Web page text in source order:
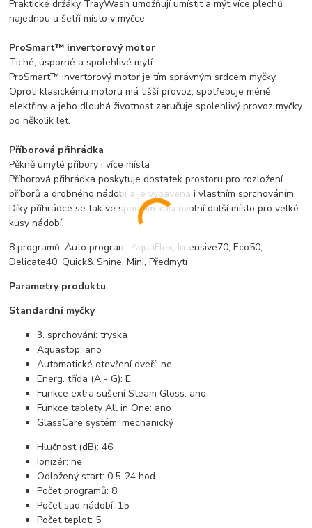
Praktické držáky TrayWash umožňují umístit a mýt více plechů
najednou a šetří místo v myčce.
ProSmart™ invertorový motor
Tiché, úsporné a spolehlivé mytí
ProSmart™ invertorový motor je tím správným srdcem myčky.
Oproti klasickému motoru má tišší provoz, spotřebuje méně
elektřiny a jeho dlouhá životnost zaručuje spolehlivý provoz myčky
po několik let.
Příborová přihrádka
Pěkně umyté příbory i více místa
Příborová přihrádka poskytuje dostatek prostoru pro rozložení
příborů a drobného nádobí a je vybavená i vlastním sprchováním.
Díky příhrádce se tak ve spodním koši uvolní další místo pro velké
kusy nádobí.
8 programů: Auto program, AquaFlex, Intensive70, Eco50,
Delicate40, Quick& Shine, Mini, Předmytí
Parametry produktu
Standardní myčky
3. sprchování: tryska
Aquastop: ano
Automatické otevření dveří: ne
Energ. třída (A - G): E
Funkce extra sušení Steam Gloss: ano
Funkce tablety All in One: ano
GlassCare systém: mechanický
Hlučnost (dB): 46
Ionizér: ne
Odložený start: 0,5-24 hod
Počet programů: 8
Počet sad nádobí: 15
Počet teplot: 5